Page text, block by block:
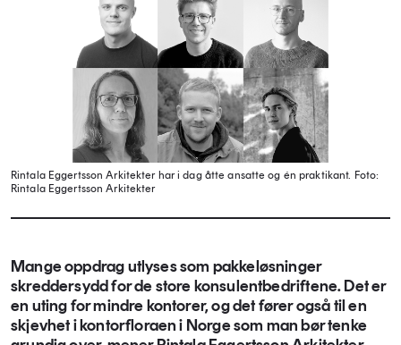
Rintala Eggertsson Arkitekter har i dag åtte ansatte og én praktikant. Foto:
Rintala Eggertsson Arkitekter
Mange oppdrag utlyses som pakkeløsninger
skreddersydd for de store konsulentbedriftene. Det er
en uting for mindre kontorer, og det fører også til en
skjevhet i kontorfloraen i Norge som man bør tenke